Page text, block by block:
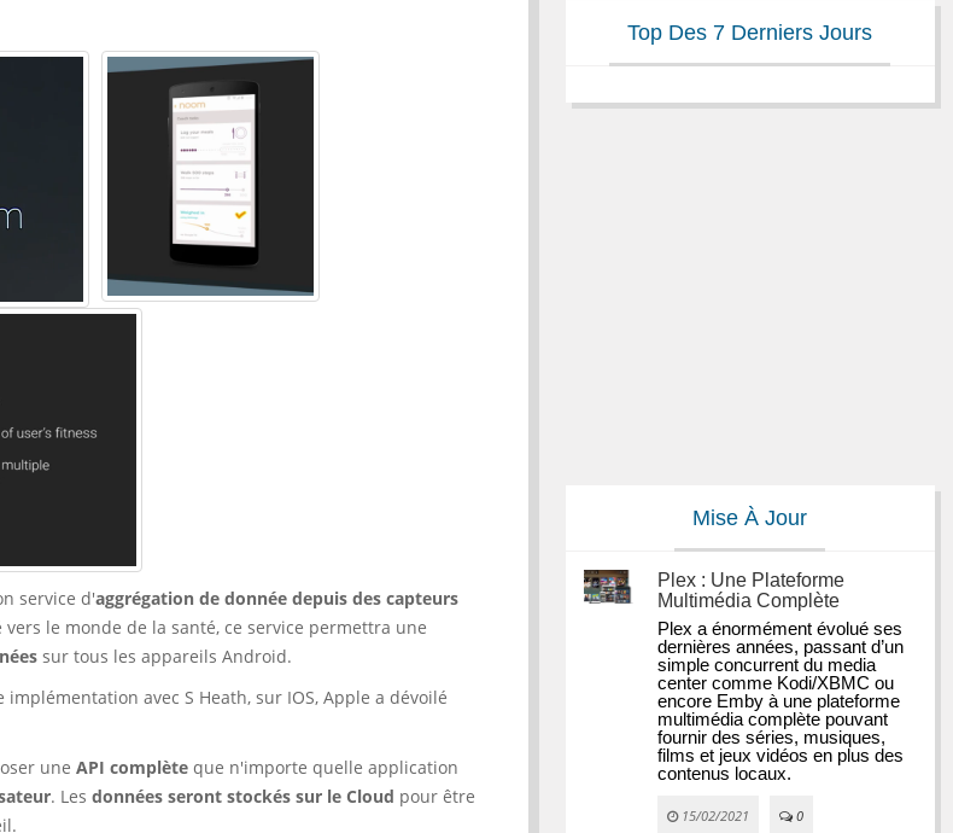
service d'aggrégation de donnée depuis des capteurs
vers le monde de la santé, ce service permettra une
sur tous les appareils Android.
avec S Heath, sur IOS, Apple a dévoilé
une API complète que n'importe quelle application
. Les données seront stockés sur le Cloud pour être
Top Des 7 Derniers Jours
Mise À Jour
Plex : Une Plateforme
Multimédia Complète
Plex a énormément évolué ses
dernières années, passant d’un
simple concurrent du media
center comme Kodi/XBMC ou
encore Emby à une plateforme
multimédia complète pouvant
fournir des séries, musiques,
films et jeux vidéos en plus des
contenus locaux.
15/02/2021 0